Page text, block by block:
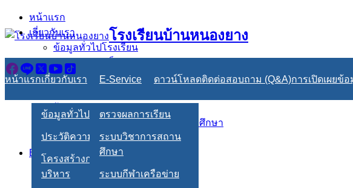
Skip
to
โรงเรียนบ้านหนองยาง
หน้าแรกเกี่ยวกับเรา
ข้อมูลทั่วไปโรงเรียน
ประวัติความเป็นมา
โครงสร้างการ
บริหาร
E-Service
ตรวจผลการเรียน
ระบบวิชาการสถาน
ศึกษา
ระบบกีฬาเครือข่าย
ดาวน์โหลดติดต่อสอบถาม (Q&A)การเปิดเผยข้
หน้าแรก
เกี่ยวกับเรา
ข้อมูลทั่วไปโรงเรียน
ประวัติความเป็นมา
โครงสร้างการบริหาร
ผู้อำนวยการสถานศึกษา (Director)
ข้อมูลคณะครูและบุคลากรทางการศึกษา
แผนผังโรงเรียน
E-Service
ตรวจผลการเรียน